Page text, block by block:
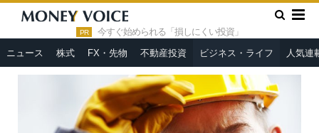
PR 今すぐ始められる「損しにくい投資」
ニュース 株式 FX・先物 不動産投資 ビジネス・ライフ 人気連
HOME » ビジネス・ライフ
「30万円で請けたお仕事」に要
求されるクオリティの話（※発注者は100万円で依頼）